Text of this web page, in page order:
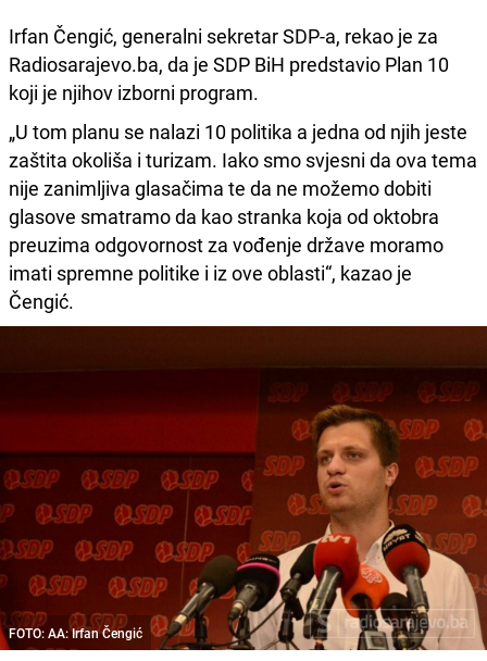
Irfan Čengić, generalni sekretar SDP-a, rekao je za
Radiosarajevo.ba, da je SDP BiH predstavio Plan 10
koji je njihov izborni program.
„U tom planu se nalazi 10 politika a jedna od njih jeste
zaštita okoliša i turizam. Iako smo svjesni da ova tema
nije zanimljiva glasačima te da ne možemo dobiti
glasove smatramo da kao stranka koja od oktobra
preuzima odgovornost za vođenje države moramo
imati spremne politike i iz ove oblasti“, kazao je
Čengić.
FOTO: AA: Irfan Čengić